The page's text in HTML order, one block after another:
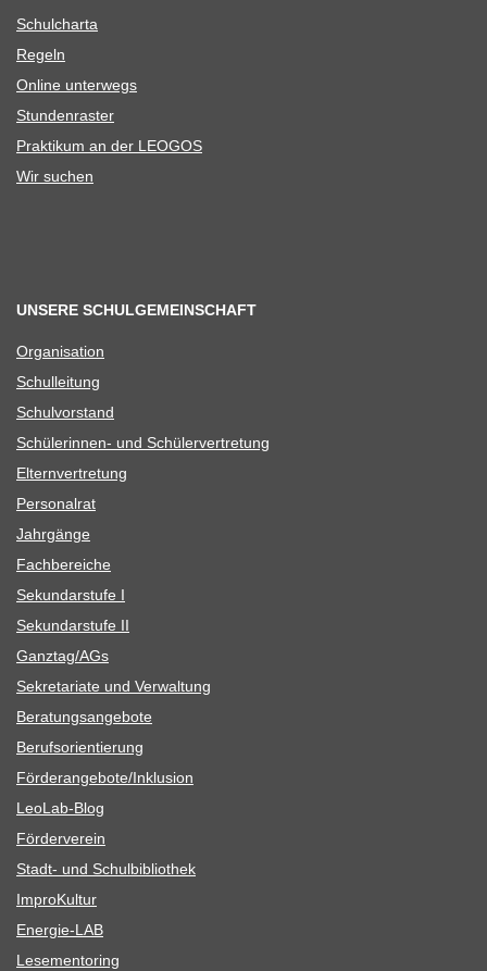
Schul­charta
Regeln
Online unter­wegs
Stun­den­ras­ter
Prak­ti­kum an der LEOGOS
Wir suchen
UNSERE SCHULGEMEINSCHAFT
Orga­ni­sa­tion
Schul­lei­tung
Schul­vor­stand
Schü­le­rin­nen- und Schülervertretung
Eltern­ver­tre­tung
Per­so­nal­rat
Jahr­gänge
Fach­be­rei­che
Sekun­dar­stufe I
Sekun­dar­stufe II
Ganztag/​​AGs
Sekre­ta­riate und Verwaltung
Bera­tungs­an­ge­bote
Berufs­ori­en­tie­rung
Förderangebote/​​Inklusion
Leo­Lab-Blog
För­der­ver­ein
Stadt- und Schulbibliothek
Impro­Kul­tur
Ener­­gie-LAB
Lese­men­to­ring